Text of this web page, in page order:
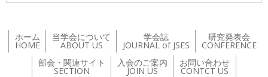
ホーム
HOME
当学会について
ABOUT US
学会誌
JOURNAL of JSES
研究発表会
CONFERENCE
部会・関連サイト
SECTION
入会のご案内
JOIN US
お問い合わせ
CONTCT US